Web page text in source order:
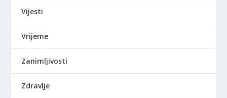
Vijesti
Vrijeme
Zanimljivosti
Zdravlje